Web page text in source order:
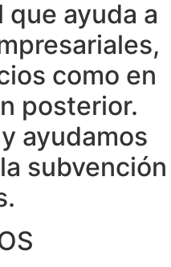
que ayuda a
como en
posterior.
ayudamos
subvención